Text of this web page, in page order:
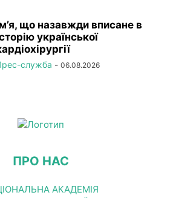
що назавжди вписане в
української
служба - 06.08.2026
ПРО НАС
АКАДЕМІЯ